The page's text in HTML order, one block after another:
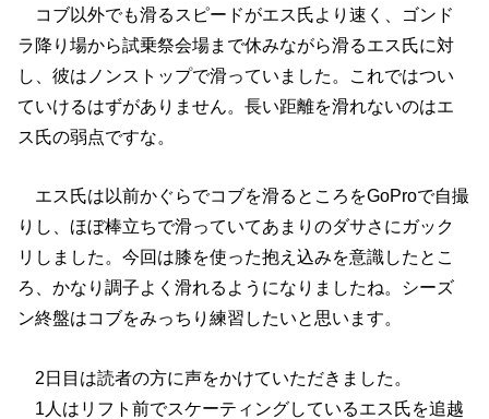
コブ以外でも滑るスピードがエス氏より速く、ゴンド
ラ降り場から試乗祭会場まで休みながら滑るエス氏に対
し、彼はノンストップで滑っていました。これではつい
ていけるはずがありません。長い距離を滑れないのはエ
ス氏の弱点ですな。
エス氏は以前かぐらでコブを滑るところをGoProで自撮
りし、ほぼ棒立ちで滑っていてあまりのダサさにガック
リしました。今回は膝を使った抱え込みを意識したとこ
ろ、かなり調子よく滑れるようになりましたね。シーズ
ン終盤はコブをみっちり練習したいと思います。
2日目は読者の方に声をかけていただきました。
1人はリフト前でスケーティングしているエス氏を追越